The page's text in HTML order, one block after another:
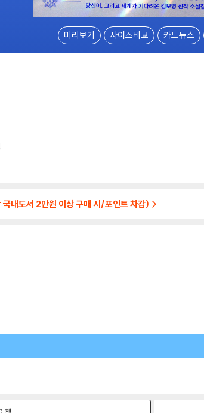
미리보기 사이즈비교 카드뉴스
내도서 2만원 이상 구매 시/포인트 차감)